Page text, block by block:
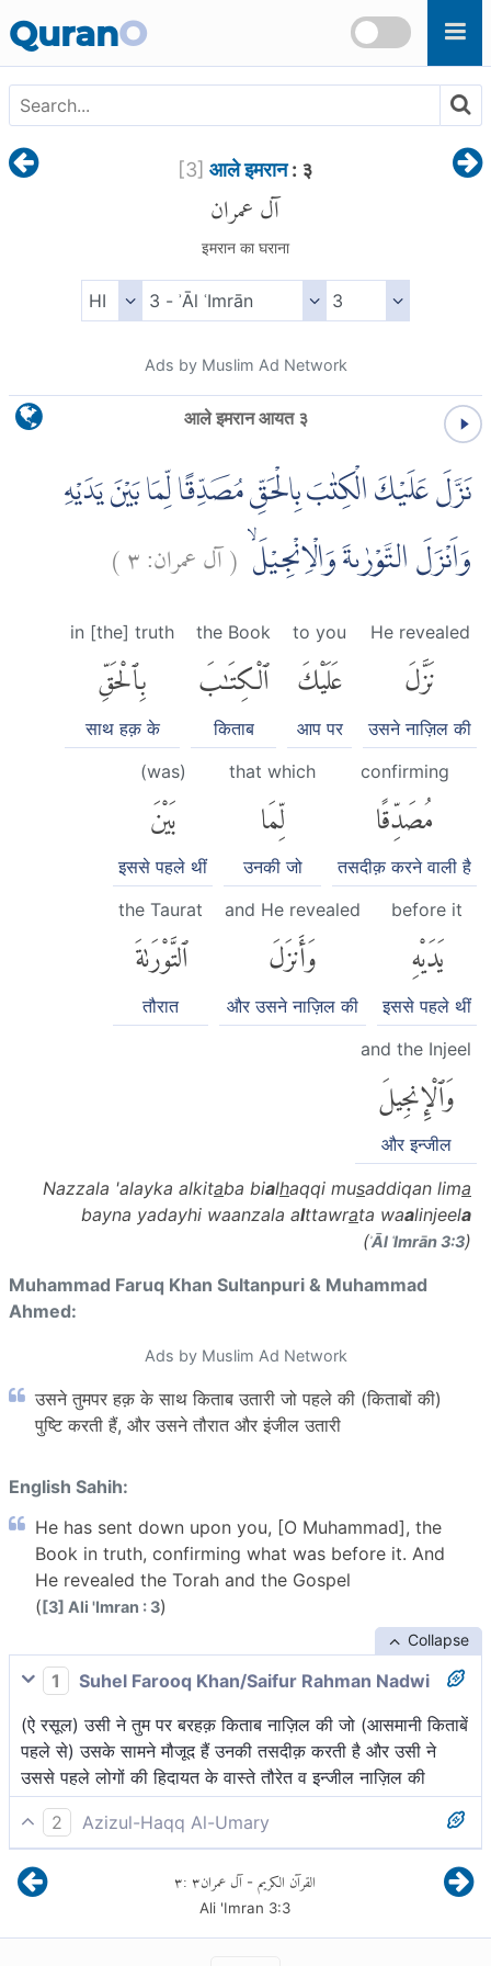
QuranO
[3] आले इमरान: ३
آل عمران
इमरान का घराना
Ads by Muslim Ad Network
आले इमरान आयत ३
نَزَّلَ عَلَيْكَ الْكِتٰبَ بِالْحَقِّ مُصَدِّقًا لِّمَا بَيْنَ يَدَيْهِ
وَاَنْزَلَ التَّوْرٰىةَ وَالْاِنْجِيْلَۙ (آل عمران:٣)
He revealed
نَزَّلَ
उसने नाज़िल की
to you
عَلَيْكَ
आप पर
the Book
ٱلْكِتَٰبَ
किताब
in [the] truth
بِٱلْحَقِّ
साथ हक़ के
confirming
مُصَدِّقًا
तसदीक़ करने वाली है
that which
لِّمَا
उनकी जो
(was)
بَيْنَ
इससे पहले थीं
before it
يَدَيْهِ
इससे पहले थीं
and He revealed
وَأَنزَلَ
और उसने नाज़िल की
the Taurat
ٱلتَّوْرَىٰةَ
तौरात
and the Injeel
وَٱلْإِنجِيلَ
और इन्जील
Nazzala 'alayka alkitaba bialhaqqi musaddiqan lima
bayna yadayhi waanzala alttawrata waalinjeela
(ʾĀl ʿImrān 3:3)
Muhammad Faruq Khan Sultanpuri & Muhammad
Ahmed:
Ads by Muslim Ad Network
उसने तुमपर हक़ के साथ किताब उतारी जो पहले की (किताबों की)
पुष्टि करती हैं, और उसने तौरात और इंजील उतारी
English Sahih:
He has sent down upon you, [O Muhammad], the
Book in truth, confirming what was before it. And
He revealed the Torah and the Gospel
([3] Ali 'Imran : 3)
Collapse
1
Suhel Farooq Khan/Saifur Rahman Nadwi
(ऐ रसूल) उसी ने तुम पर बरहक़ किताब नाज़िल की जो (आसमानी किताबें
पहले से) उसके सामने मौजूद हैं उनकी तसदीक़ करती है और उसी ने
उससे पहले लोगों की हिदायत के वास्ते तौरेत व इन्जील नाज़िल की
2
Azizul-Haqq Al-Umary
उसीने आपपर सत्य के साथ पुस्तक (क़ुर्आन) उतारी है, जो इससे पहले की
पुस्तकों के लिए प्रमाणकारी है और उसीने तौरात तथा इंजील उतारी है।
القرآن الكريم - آل عمران٣:٣
Ali 'Imran 3:3